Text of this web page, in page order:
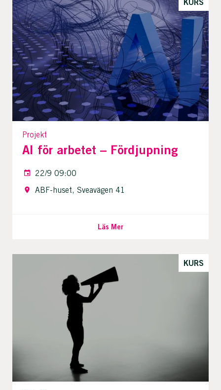
KURS
Projekt
AI för arbetet – Fördjupning
22/9 09:00
ABF-huset, Sveavägen 41
Läs Mer
KURS